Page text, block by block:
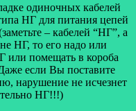
одиночных кабелей
НГ для питания цепей
– кабелей “НГ”, а
НГ, то его надо или
или помещать в короба
если Вы поставите
нарушение не исчезнет
НГ!!!)